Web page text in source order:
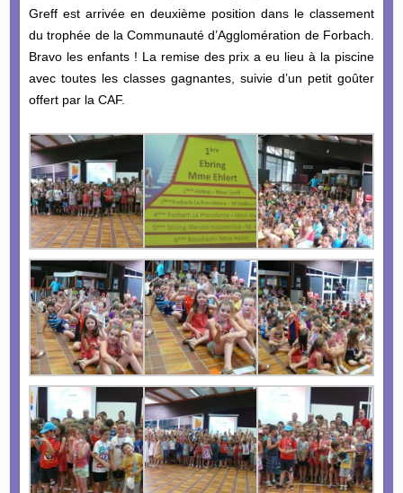
Greff est arrivée en deuxième position dans le classement
du trophée de la Communauté d’Agglomération de Forbach.
Bravo les enfants ! La remise des prix a eu lieu à la piscine
avec toutes les classes gagnantes, suivie d’un petit goûter
offert par la CAF.